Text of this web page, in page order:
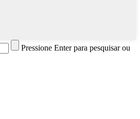
Pressione Enter para pesquisar ou